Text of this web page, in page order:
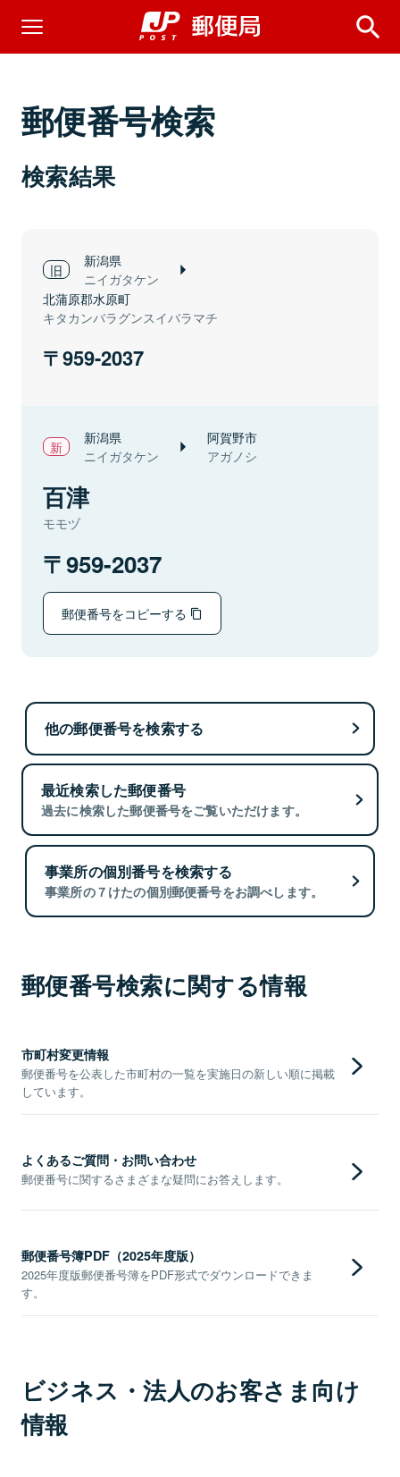
郵便番号検索
検索結果
新潟県
ニイガタケン
北蒲原郡水原町
キタカンバラグンスイバラマチ
959-2037
新潟県
ニイガタケン
阿賀野市
アガノシ
百津
モモヅ
959-2037
郵便番号をコピーする
他の郵便番号を検索する
最近検索した郵便番号
過去に検索した郵便番号をご覧いただけます。
事業所の個別番号を検索する
事業所の７けたの個別郵便番号をお調べします。
郵便番号検索に関する情報
市町村変更情報
郵便番号を公表した市町村の一覧を実施日の新しい順に掲載
しています。
よくあるご質問・お問い合わせ
郵便番号に関するさまざまな疑問にお答えします。
郵便番号簿PDF（2025年度版）
2025年度版郵便番号簿をPDF形式でダウンロードできま
す。
ビジネス・法人のお客さま向け
情報